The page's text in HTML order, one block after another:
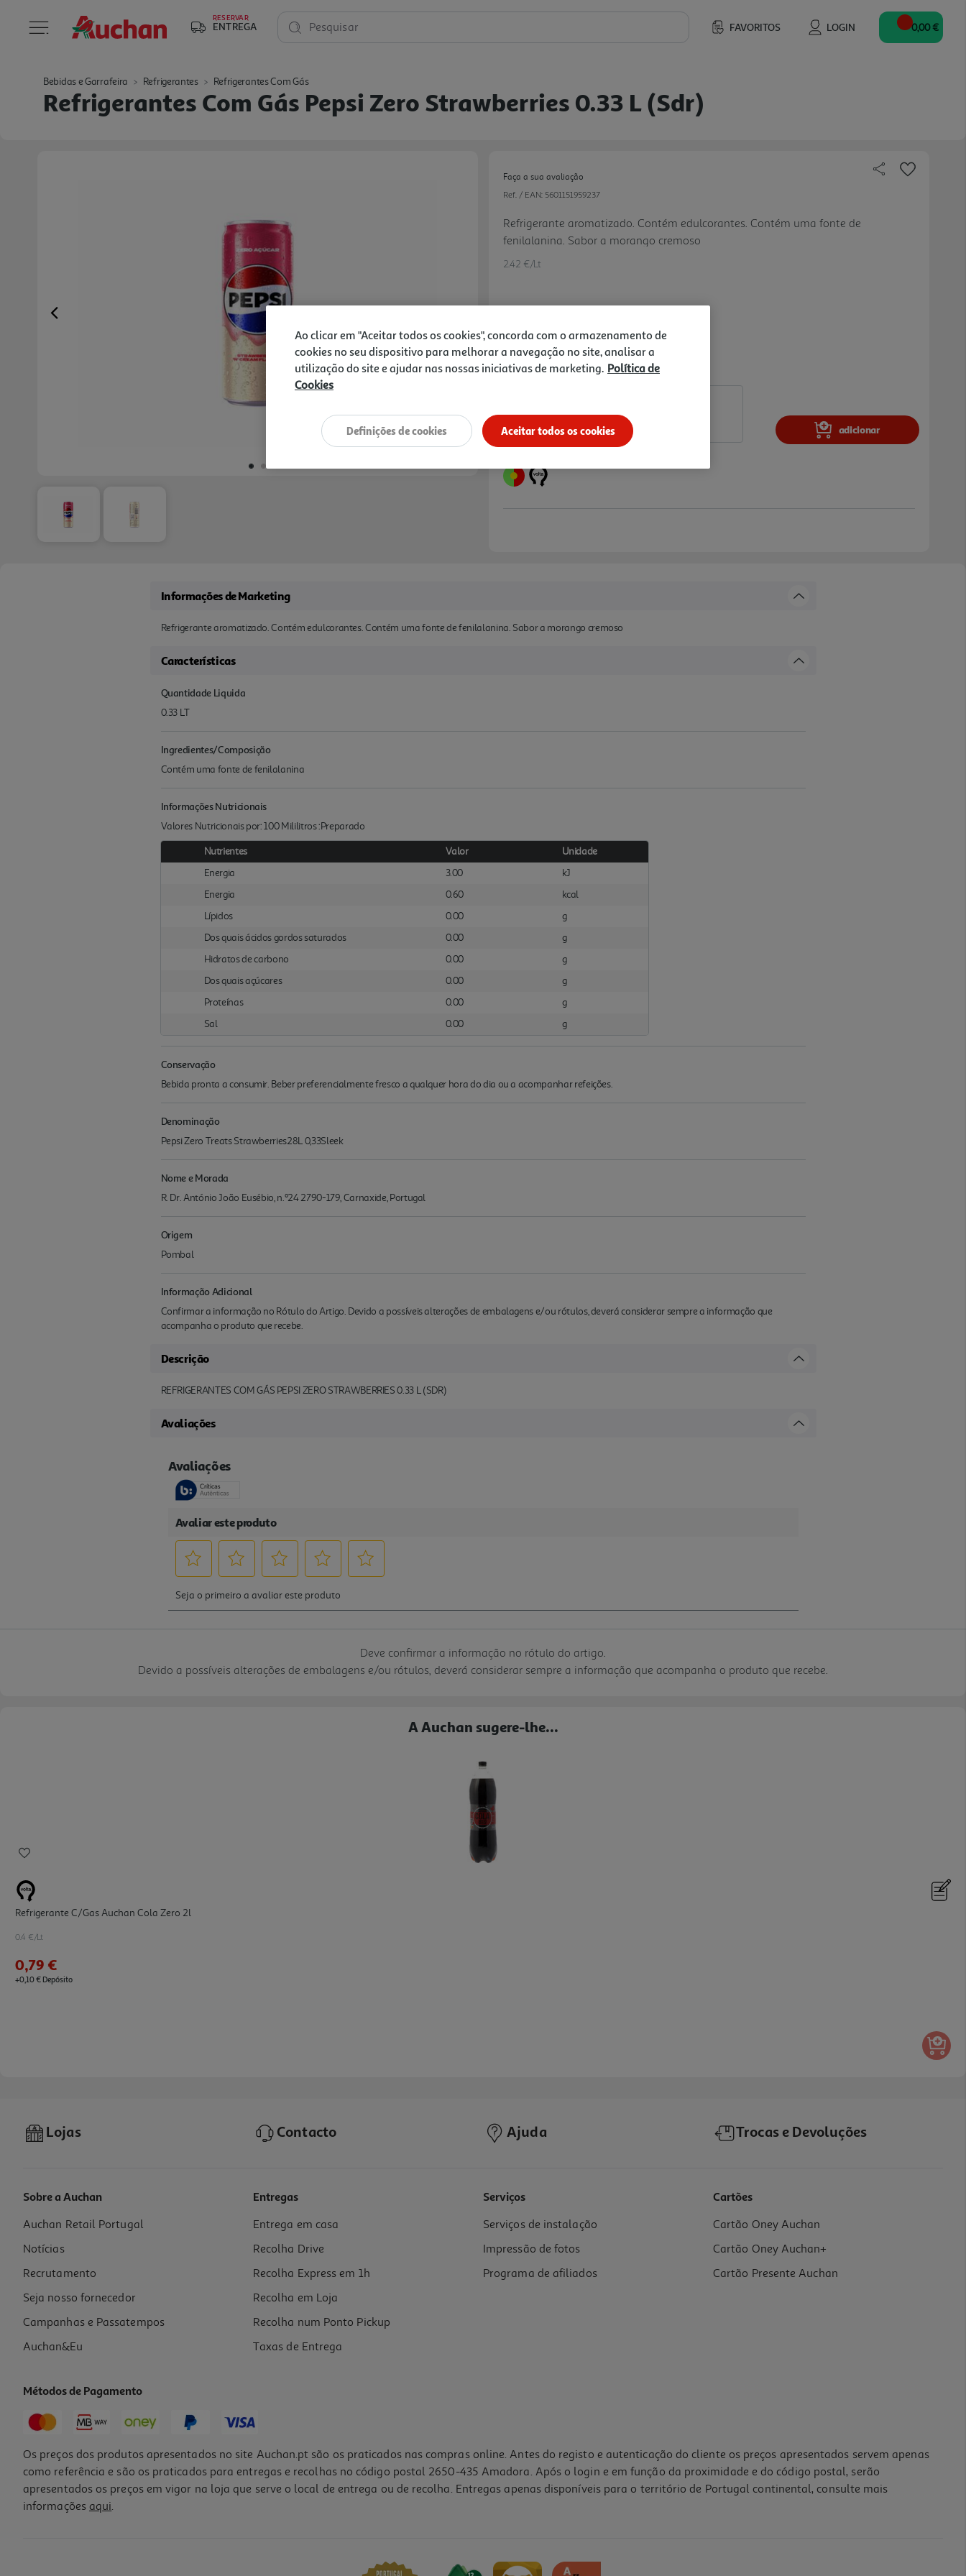
RESERVAR
ENTREGA FAVORITOS LOGIN
Pesquisar 0,00 €
Bebidas e Garrafeira Refrigerantes Refrigerantes Com Gás
Refrigerantes Com Gás Pepsi Zero Strawberries 0.33 L (sdr)
Previous
Faça a sua avaliação
Ref. / EAN: 5601151959237
Refrigerante aromatizado. Contém edulcorantes. Contém uma fonte de
fenilalanina. Sabor a morango cremoso
2.42 €/Lt
0,80 €
+0,10 € Depósito
Notas de preparação
adicionar
Informações de Marketing
Refrigerante aromatizado. Contém edulcorantes. Contém uma fonte de fenilalanina. Sabor a morango cremoso
Características
Quantidade Liquida
0.33 LT
Ingredientes/Composição
Contém uma fonte de fenilalanina
Informações Nutricionais
Valores Nutricionais por: 100 Mililitros :Preparado
Nutrientes Valor
Unidade
Energia
3.00
kJ
Energia
0.60
kcal
Lípidos
0.00
g
Dos quais ácidos gordos saturados
0.00
g
Hidratos de carbono
0.00
g
Dos quais açúcares
0.00
g
Proteínas
0.00
g
Sal
0.00 g
Conservação
Bebida pronta a consumir. Beber preferencialmente fresco a qualquer hora do dia ou a acompanhar refeições.
Denominação
Pepsi Zero Treats Strawberries28L 0,33Sleek
Nome e Morada
R. Dr. António João Eusébio, n.º24 2790-179, Carnaxide, Portugal
Origem
Pombal
Informação Adicional
Confirmar a informação no Rótulo do Artigo. Devido a possíveis alterações de embalagens e/ou rótulos, deverá considerar sempre a informação que
acompanha o produto que recebe.
Descrição
REFRIGERANTES COM GÁS PEPSI ZERO STRAWBERRIES 0.33 L (SDR)
Avaliações
Deve confirmar a informação no rótulo do artigo.
Devido a possíveis alterações de embalagens e/ou rótulos, deverá considerar sempre a informação que acompanha o produto que recebe.
A Auchan sugere-lhe...
Refrigerante C/gas Auchan Cola Zero 2l
0.4 €/Lt
0,79 €
+0,10 € Depósito
Refrigerante C/gás Auchan Cola 2l
0.6 €/Lt
1,19 €
+0,10 € Depósito
-21%
Lojas Contacto Ajuda Trocas e Devoluções
Sobre a Auchan
Auchan Retail Portugal
Notícias
Recrutamento
Seja nosso fornecedor
Campanhas e Passatempos
Auchan&Eu
Entregas
Entrega em casa
Recolha Drive
Recolha Express em 1h
Recolha em Loja
Recolha num Ponto Pickup
Taxas de Entrega
Serviços
Serviços de instalação
Impressão de fotos
Programa de afiliados
Cartões
Cartão Oney Auchan
Cartão Oney Auchan+
Cartão Presente Auchan
Métodos de Pagamento
Os preços dos produtos apresentados no site Auchan.pt são os praticados nas compras online. Antes do registo e autenticação do cliente os preços apresentados servem apenas
como referência e são os praticados para entregas e recolhas no código postal 2650-435 Amadora. Após o login e em função da proximidade e do código postal, serão
apresentados os preços em vigor na loja que serve o local de entrega ou de recolha. Entregas apenas disponíveis para o território de Portugal continental, consulte mais
informações aqui.
Ao clicar em "Aceitar todos os cookies", concorda com o armazenamento de
cookies no seu dispositivo para melhorar a navegação no site, analisar a
utilização do site e ajudar nas nossas iniciativas de marketing. Política de
Cookies
Aceitar todos os cookies
Definições de cookies